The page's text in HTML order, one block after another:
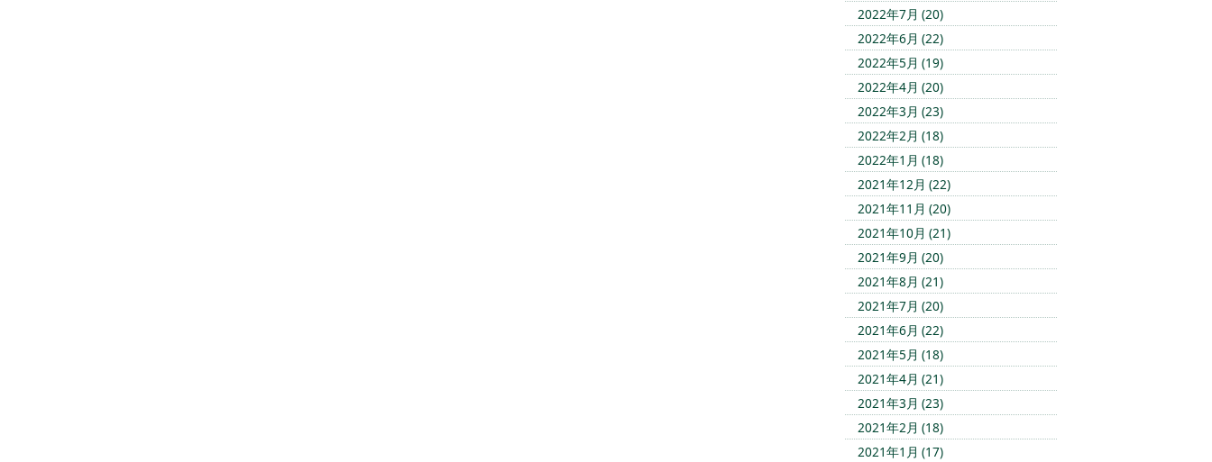
2022年7月 (20)
2022年6月 (22)
2022年5月 (19)
2022年4月 (20)
2022年3月 (23)
2022年2月 (18)
2022年1月 (18)
2021年12月 (22)
2021年11月 (20)
2021年10月 (21)
2021年9月 (20)
2021年8月 (21)
2021年7月 (20)
2021年6月 (22)
2021年5月 (18)
2021年4月 (21)
2021年3月 (23)
2021年2月 (18)
2021年1月 (17)